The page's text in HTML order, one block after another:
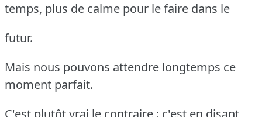
temps, plus de calme pour le faire dans le
futur.
Mais nous pouvons attendre longtemps ce
moment parfait.